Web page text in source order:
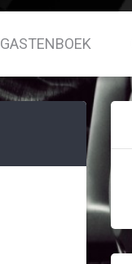
GASTENBOEK